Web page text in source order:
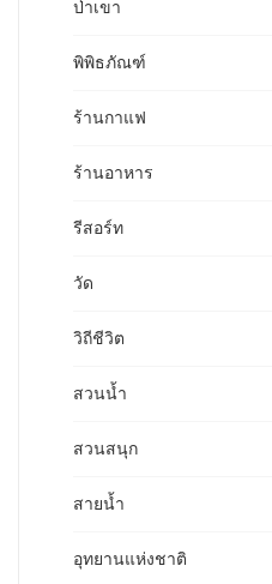
ป่าเขา
พิพิธภัณฑ์
ร้านกาแฟ
ร้านอาหาร
รีสอร์ท
วัด
วิถีชีวิต
สวนน้ำ
สวนสนุก
สายน้ำ
อุทยานแห่งชาติ